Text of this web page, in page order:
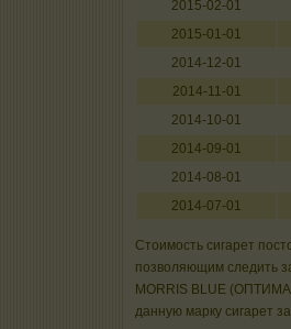
2015-02-01
2015-01-01
2014-12-01
2014-11-01
2014-10-01
2014-09-01
2014-08-01
2014-07-01
Стоимость сигарет
позволяющим следить
MORRIS BLUE
данную марку сигарет